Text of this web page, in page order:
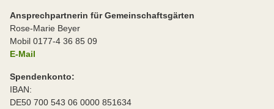
Ansprechpartnerin für Gemeinschaftsgärten
Rose-Marie Beyer
Mobil 0177-4 36 85 09
E-Mail
Spendenkonto:
IBAN:
DE50 700 543 06 0000 851634